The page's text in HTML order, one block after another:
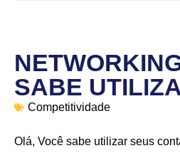
SABE
Competitividade
Olá, Você sabe utilizar seus